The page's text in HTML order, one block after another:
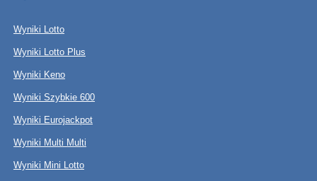
Wyniki Lotto
Wyniki Lotto Plus
Wyniki Keno
Wyniki Szybkie 600
Wyniki Eurojackpot
Wyniki Multi Multi
Wyniki Mini Lotto